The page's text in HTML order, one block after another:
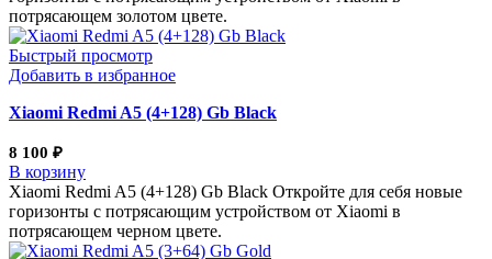
потрясающем золотом цвете.
Быстрый просмотр
Добавить в избранное
Xiaomi Redmi A5 (4+128) Gb Black
8 100 ₽
В корзину
Xiaomi Redmi A5 (4+128) Gb Black Откройте для себя новые
горизонты с потрясающим устройством от Xiaomi в
потрясающем черном цвете.